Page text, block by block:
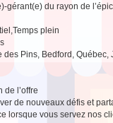
gérant(e) du rayon de
plein
des Pins, Bedford, Québec,
de l’offre
de nouveaux défis et
lorsque vous servez nos